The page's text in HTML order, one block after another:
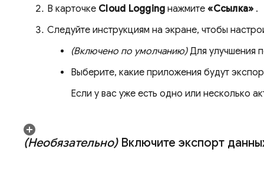
В карточке Cloud Logging нажмите«Ссылка» .
Следуйте инструкциям на экране, чтобы
(Включено по умолчанию)Для улучшения
Выберите, какие приложения будут
Если у вас уже есть одно или несколько
(Необязательно)Включите экспорт